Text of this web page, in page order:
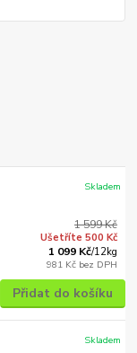
1 599 Kč
Ušetříte 500 Kč
1 099 Kč/12kg
981 Kč bez DPH
Skladem
Přidat do košíku
Skladem